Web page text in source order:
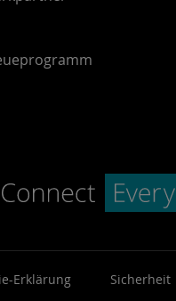
Erklärung Sicherheit